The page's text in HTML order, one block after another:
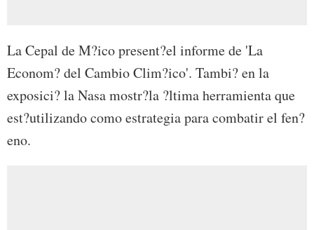
La Cepal de M?ico present?el informe de 'La
Econom? del Cambio Clim?ico'. Tambi? en la
exposici? la Nasa mostr?la ?ltima herramienta que
est?utilizando como estrategia para combatir el fen?
eno.